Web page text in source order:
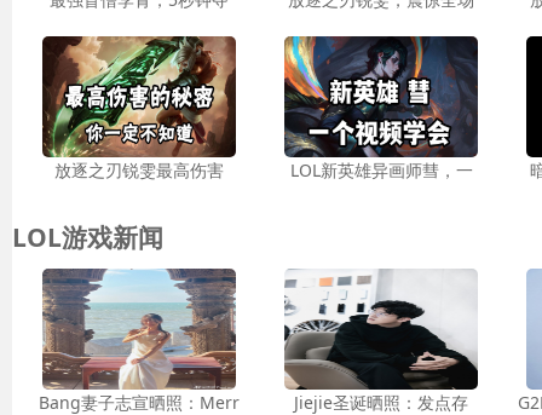
放逐之刃锐雯最高伤害 LOL新英雄异画师彗，一
LOL游戏新闻
Bang妻子志宣晒照：Merr Jiejie圣诞晒照：发点存